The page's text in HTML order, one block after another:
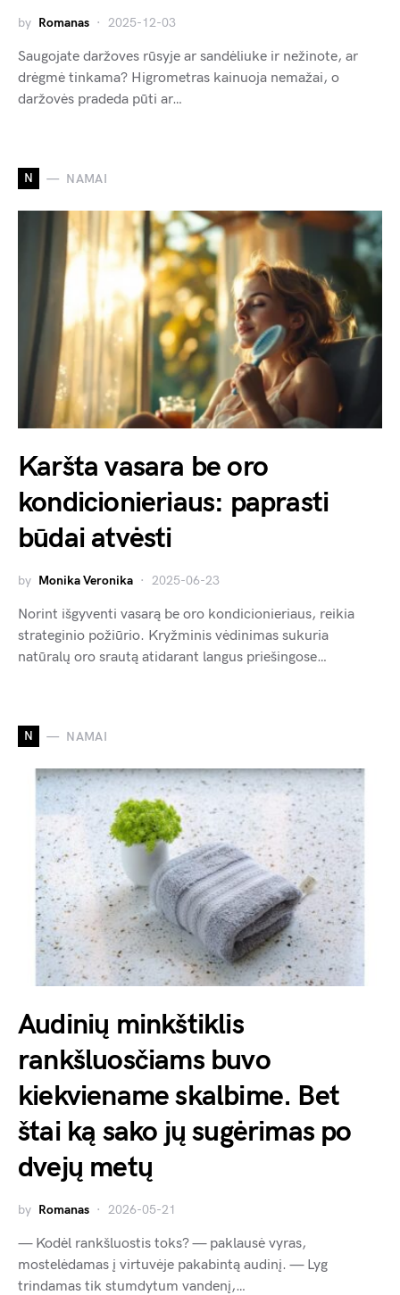
by Romanas 2025-12-03
Saugojate daržoves rūsyje ar sandėliuke ir nežinote, ar
drėgmė tinkama? Higrometras kainuoja nemažai, o
daržovės pradeda pūti ar…
N NAMAI
Karšta vasara be oro
kondicionieriaus: paprasti
būdai atvėsti
by Monika Veronika 2025-06-23
Norint išgyventi vasarą be oro kondicionieriaus, reikia
strateginio požiūrio. Kryžminis vėdinimas sukuria
natūralų oro srautą atidarant langus priešingose…
N NAMAI
Audinių minkštiklis
rankšluosčiams buvo
kiekviename skalbime. Bet
štai ką sako jų sugėrimas po
dvejų metų
by Romanas 2026-05-21
— Kodėl rankšluostis toks? — paklausė vyras,
mostelėdamas į virtuvėje pakabintą audinį. — Lyg
trindamas tik stumdytum vandenį,…